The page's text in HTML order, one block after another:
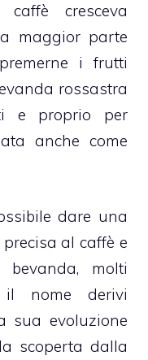
cresceva
maggior parte
i frutti
rossastra
e proprio per
anche come
dare una
al caffè e
molti
il nome derivi
sua evoluzione
scoperta dalla